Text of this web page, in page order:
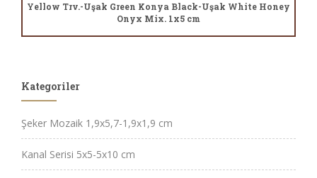
Yellow Trv.-Uşak Green Konya Black-Uşak White Honey
Onyx Mix. 1x5 cm
Kategoriler
Şeker Mozaik 1,9x5,7-1,9x1,9 cm
Kanal Serisi 5x5-5x10 cm